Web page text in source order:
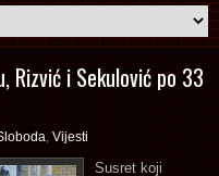
Rizvić i Sekulović po 33
Vijesti
Susret koji